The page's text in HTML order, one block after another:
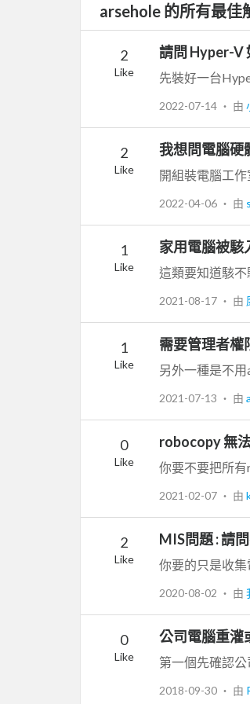
arsehole 的所有最佳
2
Like
請問 Hyper-V
2022-07-14 ‧ 由
2
Like
我想問電腦硬
2022-04-06 ‧ 由
1
Like
家用電腦被駭
2021-08-17 ‧ 由
1
Like
需要管理者權
2021-07-13 ‧ 由
0
Like
robocopy 無
2021-02-07 ‧ 由
2
Like
MIS問題 : 請
2020-08-02 ‧ 由
0
Like
公司電腦重灌
2018-09-30 ‧ 由